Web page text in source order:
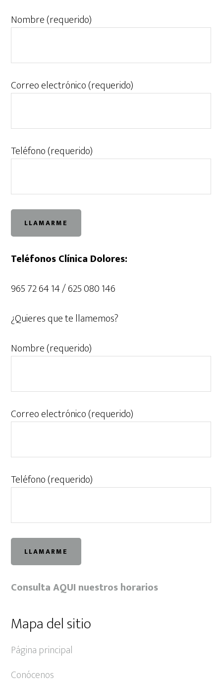
Nombre (requerido)
Correo electrónico (requerido)
Teléfono (requerido)
Teléfonos Clínica Dolores:
965 72 64 14 / 625 080 146
¿Quieres que te llamemos?
Nombre (requerido)
Correo electrónico (requerido)
Teléfono (requerido)
Consulta AQUI nuestros horarios
Mapa del sitio
Página principal
Conócenos